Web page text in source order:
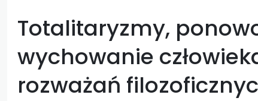
Totalitaryzmy,
wychowanie
rozważań